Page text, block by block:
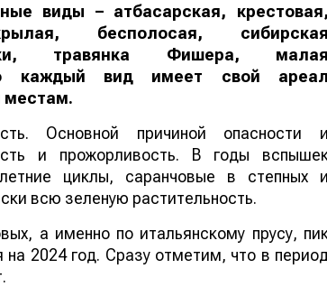
виды – атбасарская, крестовая,
бесполосая, сибирская
травянка Фишера, малая
каждый вид имеет свой ареал
местам.
Основной причиной опасности и
и прожорливость. В годы
циклы, саранчовые в степных и
всю зеленую растительность.
а именно по итальянскому прусу,
2024 год. Сразу отметим, что в